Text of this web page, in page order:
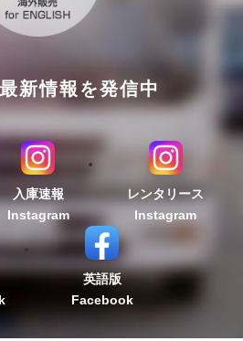
新情報を発信中
入庫速報
Instagram
レンタリース
Instagram
英語版
Facebook